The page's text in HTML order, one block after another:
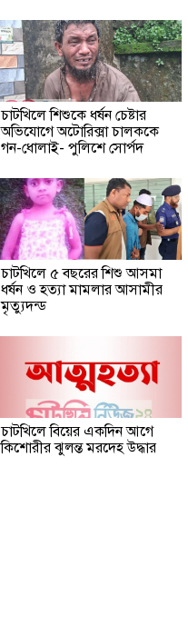
চাটখিলে শিশুকে ধর্ষন চেষ্টার
অভিযোগে অটোরিক্সা চালককে
গন-ধোলাই- পুলিশে সোর্পদ
চাটখিলে ৫ বছরের শিশু আসমা
ধর্ষন ও হত্যা মামলার আসামীর
মৃত্যুদন্ড
চাটখিলে বিয়ের একদিন আগে
কিশোরীর ঝুলন্ত মরদেহ উদ্ধার